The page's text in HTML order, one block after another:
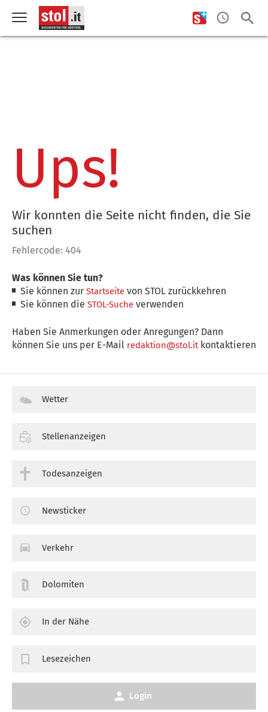
Ups!
Wir konnten die Seite nicht finden, die Sie
suchen
Fehlercode: 404
Was können Sie tun?
Sie können zurStartseite von STOL zurückkehren
Sie können dieSTOL-Suche verwenden
Haben Sie Anmerkungen oder Anregungen? Dann
können Sie uns per E-Mail redaktion@stol.itkontaktieren
Wetter
Stellenanzeigen
Todesanzeigen
Newsticker
Verkehr
Dolomiten
In der Nähe
Lesezeichen
Login